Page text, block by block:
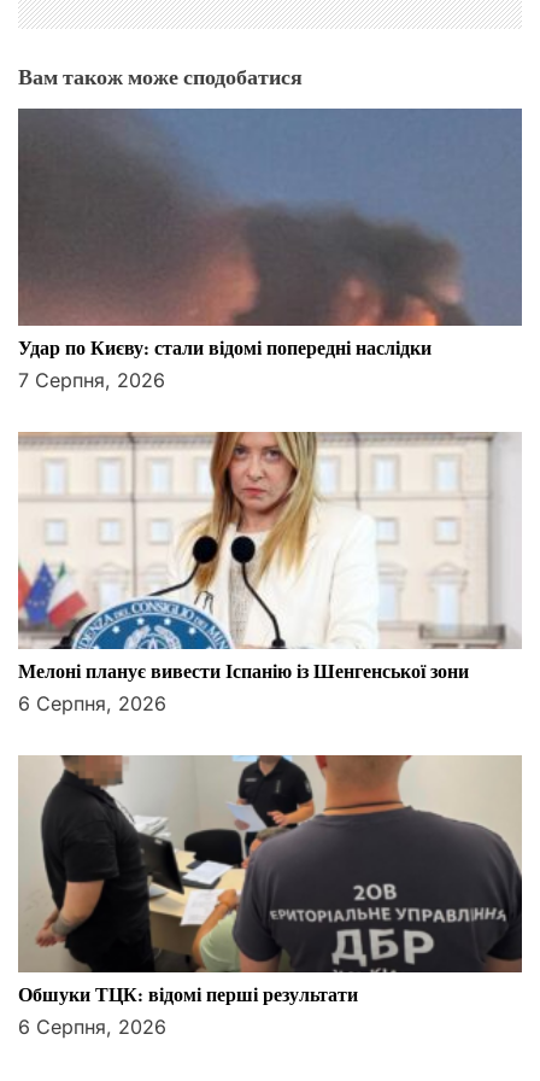
Вам також може сподобатися
Удар по Києву: стали відомі попередні наслідки
7 Серпня, 2026
Мелоні планує вивести Іспанію із Шенгенської зони
6 Серпня, 2026
Обшуки ТЦК: відомі перші результати
6 Серпня, 2026